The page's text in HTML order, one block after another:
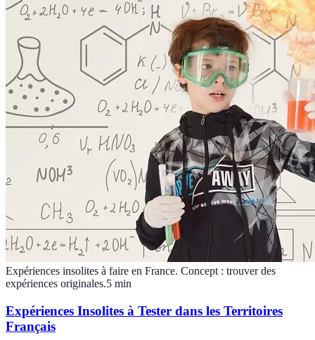
Expériences insolites à faire en France. Concept : trouver des
expériences originales.5 min
Expériences Insolites à Tester dans les Territoires
Français